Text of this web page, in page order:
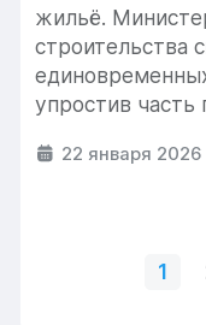
жильё.
строительства
упростив
покупки жилья...
22 января 2026
1